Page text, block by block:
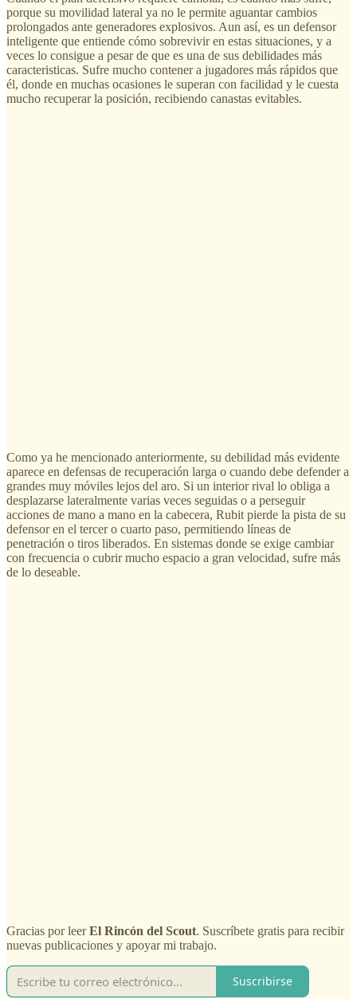
porque su movilidad lateral ya no le permite aguantar cambios
prolongados ante generadores explosivos. Aun así, es un defensor
inteligente que entiende cómo sobrevivir en estas situaciones, y a
veces lo consigue a pesar de que es una de sus debilidades más
caracteristicas. Sufre mucho contener a jugadores más rápidos que
él, donde en muchas ocasiones le superan con facilidad y le cuesta
mucho recuperar la posición, recibiendo canastas evitables.
Como ya he mencionado anteriormente, su debilidad más evidente
aparece en defensas de recuperación larga o cuando debe defender a
grandes muy móviles lejos del aro. Si un interior rival lo obliga a
desplazarse lateralmente varias veces seguidas o a perseguir
acciones de mano a mano en la cabecera, Rubit pierde la pista de su
defensor en el tercer o cuarto paso, permitiendo líneas de
penetración o tiros liberados. En sistemas donde se exige cambiar
con frecuencia o cubrir mucho espacio a gran velocidad, sufre más
de lo deseable.
Gracias por leerEl Rincón del Scout. Suscríbete gratis para recibir
nuevas publicaciones y apoyar mi trabajo.
Suscribirse